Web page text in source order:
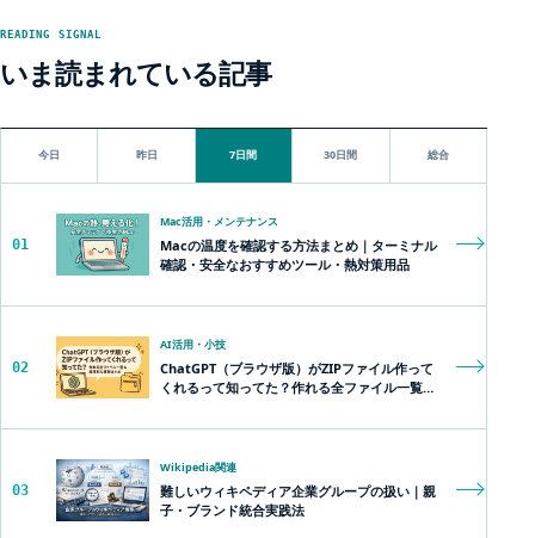
READING SIGNAL
いま読まれている記事
今日 昨日 7日間 30日間 総合
01
Mac活用・メンテナンス
Macの温度を確認する方法まとめ｜ターミナル
確認・安全なおすすめツール・熱対策用品
02
AI活用・小技
ChatGPT（ブラウザ版）がZIPファイル作って
くれるって知ってた？作れる全ファイル一覧＆
03
Wikipedia関連
難しいウィキペディア企業グループの扱い｜親
子・ブランド統合実践法